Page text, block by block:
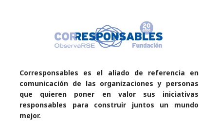
Corresponsables es el aliado de referencia en
comunicación de las organizaciones y personas
que quieren poner en valor sus iniciativas
responsables para construir juntos un mundo
mejor.